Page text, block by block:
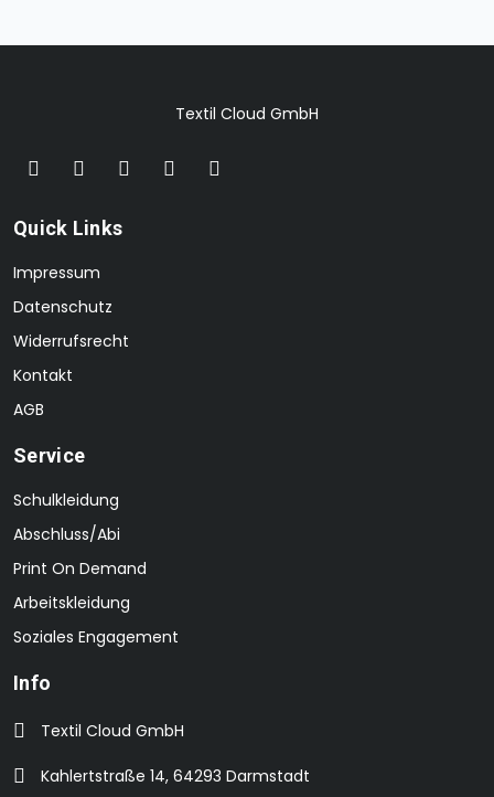
Textil Cloud GmbH
Quick Links
Impressum
Datenschutz
Widerrufsrecht
Kontakt
AGB
Service
Schulkleidung
Abschluss/Abi
Print On Demand
Arbeitskleidung
Soziales Engagement
Info
Textil Cloud GmbH
Kahlertstraße 14, 64293 Darmstadt